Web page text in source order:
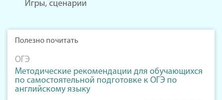
Игры, сценарии
Полезно почитать
ОГЭ
Методические рекомендации для обучающихся
по самостоятельной подготовке к ОГЭ по
английскому языку